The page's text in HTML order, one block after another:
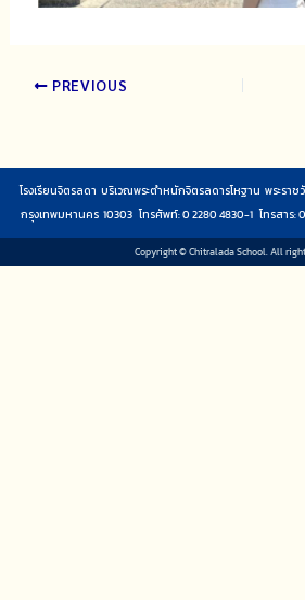
PREVIOUS
โรงเรียนจิตรลดา บริเวณพระตำหนักจิตรลดารโหฐาน พระร
กรุงเทพมหานคร 10303 โทรศัพท์: 0 2280 4830-1 โทรสาร:
Copyright © Chitralada School. All